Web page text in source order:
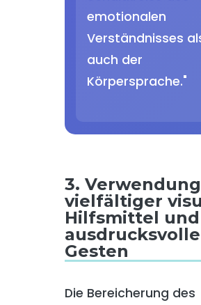
emotionalen
Verständnisses
auch der
Körpersprache."
3. Verwendung
vielfältiger
Hilfsmittel und
Gesten
Die Bereicherung des